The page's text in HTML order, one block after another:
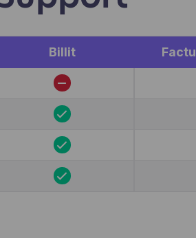
Billit
wat gebruikers wel en niet leuk
gedrag van onze gebruikers en
deze informatie op in een
Hotjar, noch wij zullen deze
gebruikers te identificeren of te
over een individuele gebruiker.